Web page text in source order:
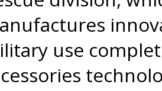
use